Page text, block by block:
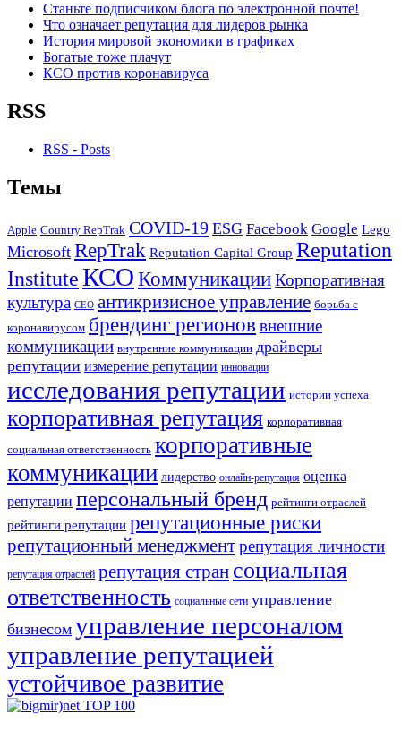
Станьте подписчиком блога по электронной почте!
Что означает репутация для лидеров рынка
История мировой экономики в графиках
Богатые тоже плачут
КСО против коронавируса
RSS
RSS - Posts
Темы
Apple Country RepTrak COVID-19 ESG Facebook Google Lego
Microsoft RepTrak Reputation Capital Group Reputation
InstituteКСО КоммуникацииКорпоративная
культура СЕО антикризисное управление борьба с
коронавирусом брендинг регионов внешние
коммуникации внутренние коммуникации драйверы
репутации измерение репутации инновации
исследования репутации истории успеха
корпоративная репутация корпоративная
социальная ответственность корпоративные
коммуникации лидерство онлайн-репутация оценка
репутации персональный бренд рейтинги отраслей
рейтинги репутации репутационные риски
репутационный менеджментрепутация личности
репутация отраслей репутация стран социальная
ответственность социальные сети управление
бизнесом управление персоналом
управление репутацией
устойчивое развитие